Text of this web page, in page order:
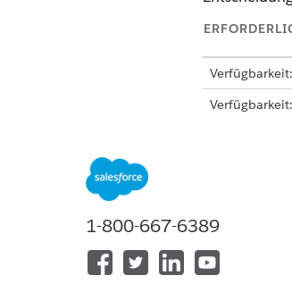
Verfügbarkeit:
KONNTEN
Geben Sie
1-800-667-6389